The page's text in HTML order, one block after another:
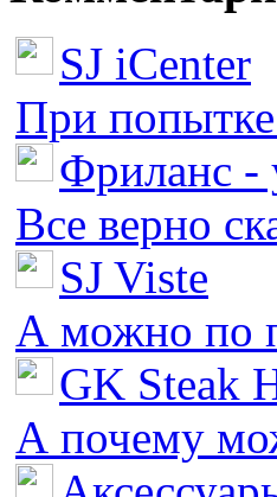
SJ iCenter
При попытке
Фриланс -
Все верно
SJ Viste
А можно по
GK Steak
А почему